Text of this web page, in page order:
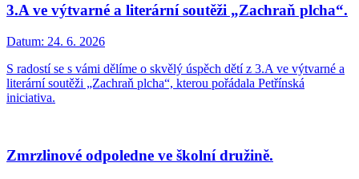
3.A ve výtvarné a literární soutěži „Zachraň plcha“.
Datum: 24. 6. 2026
S radostí se s vámi dělíme o skvělý úspěch dětí z 3.A ve výtvarné a
literární soutěži „Zachraň plcha“, kterou pořádala Petřínská
iniciativa.
Zmrzlinové odpoledne ve školní družině.